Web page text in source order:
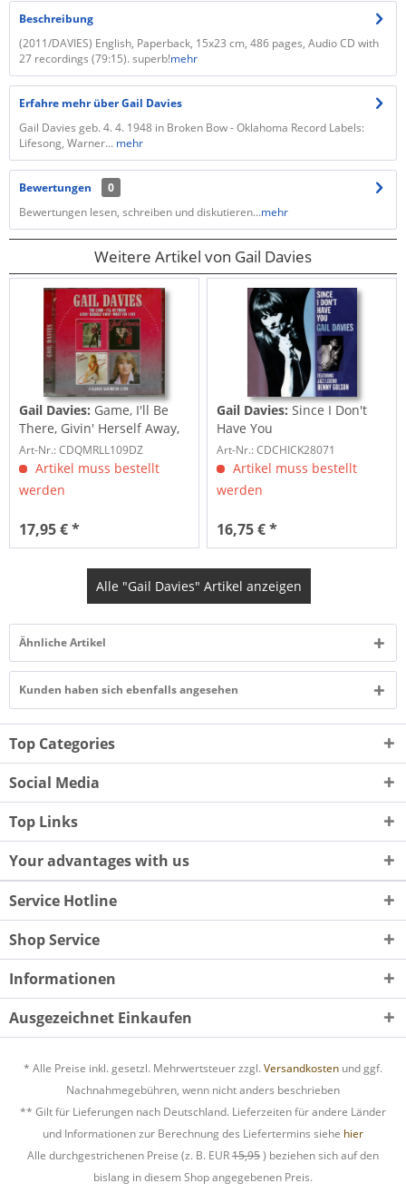
Beschreibung
(2011/DAVIES) English, Paperback, 15x23 cm, 486 pages, Audio CD with
27 recordings (79:15). superb!mehr
Erfahre mehr über Gail Davies
Gail Davies geb. 4. 4. 1948 in Broken Bow - Oklahoma Record Labels:
Lifesong, Warner... mehr
Bewertungen
0
Bewertungen lesen, schreiben und diskutieren...mehr
Weitere Artikel von Gail Davies
Gail Davies: Game, I'll Be
There, Givin' Herself Away,
What...
Art-Nr.: CDQMRLL109DZ
Artikel muss bestellt
werden
17,95 € *
Gail Davies: Since I Don't
Have You
Art-Nr.: CDCHICK28071
Artikel muss bestellt
werden
16,75 € *
Alle "Gail Davies" Artikel anzeigen
Ähnliche Artikel
Kunden haben sich ebenfalls angesehen
Top Categories
Social Media
Top Links
Your advantages with us
Service Hotline
Shop Service
Informationen
Ausgezeichnet Einkaufen
* Alle Preise inkl. gesetzl. Mehrwertsteuer zzgl. Versandkosten und ggf.
Nachnahmegebühren, wenn nicht anders beschrieben
** Gilt für Lieferungen nach Deutschland. Lieferzeiten für andere Länder
und Informationen zur Berechnung des Liefertermins siehe hier
Alle durchgestrichenen Preise (z. B. EUR15,95) beziehen sich auf den
bislang in diesem Shop angegebenen Preis.